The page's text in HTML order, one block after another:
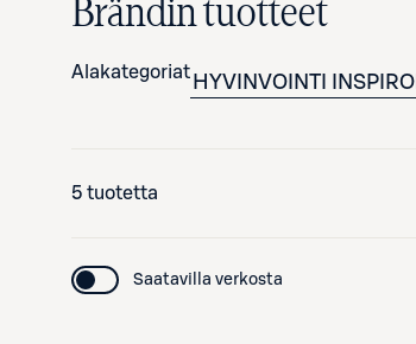
Brändin tuotteet
Alakategoriat HYVINVOINTI
5 tuotetta
Saatavilla verkosta